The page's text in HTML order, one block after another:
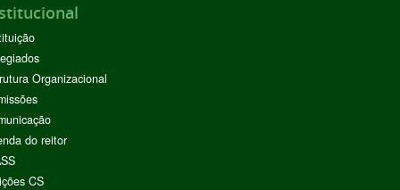
Organizacional
do reitor
CS